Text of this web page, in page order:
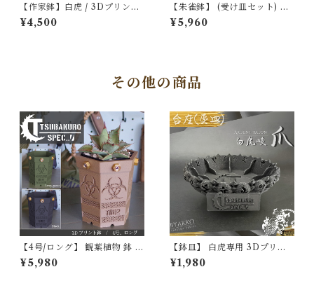
【作家鉢】白虎 / 3Dプリント
鉢 アガベ 塊根植物専用 [3.5-
4.5号] Tsubakuro SPEC
¥4,500
【朱雀鉢】 (受け皿セット) Ts
ubakuro SPEC / ツバクロス
ペック 四聖獣シリーズ
¥5,960
その他の商品
【4号/ロング】 観葉植物 鉢 3
Dプリント鉢 アガベ鉢 植木鉢
3Dプリント製 塊根植物 コー
¥5,980
【鉢皿】 白虎専用 3Dプリン
ター製鉢皿 鉢 トレー トレイ
受け皿 角皿 プレステラトレー
¥1,980